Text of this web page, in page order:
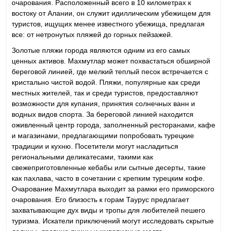
очарования. Расположенный всего в 10 километрах к
востоку от Алании, он служит идиллическим убежищем для
туристов, ищущих менее известного убежища, предлагая
все: от нетронутых пляжей до горных пейзажей.
Золотые пляжи города являются одним из его самых
ценных активов. Махмутлар может похвастаться обширной
береговой линией, где мелкий теплый песок встречается с
кристально чистой водой. Пляжи, популярные как среди
местных жителей, так и среди туристов, предоставляют
возможности для купания, принятия солнечных ванн и
водных видов спорта. За береговой линией находится
оживленный центр города, заполненный ресторанами, кафе
и магазинами, предлагающими попробовать турецкие
традиции и кухню. Посетители могут насладиться
региональными деликатесами, такими как
свежеприготовленные кебабы или сытные десерты, такие
как пахлава, часто в сочетании с крепким турецким кофе.
Очарование Махмутлара выходит за рамки его приморского
очарования. Его близость к горам Таурус предлагает
захватывающие дух виды и тропы для любителей пешего
туризма. Искатели приключений могут исследовать скрытые